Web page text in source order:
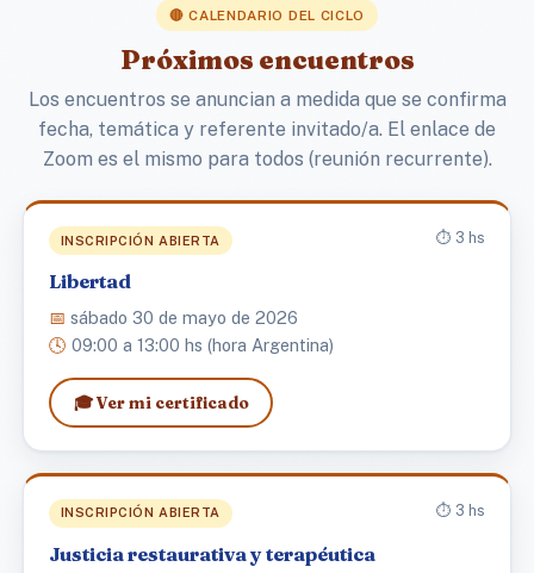
🔴 CALENDARIO DEL CICLO
Próximos encuentros
Los encuentros se anuncian a medida que se confirma
fecha, temática y referente invitado/a. El enlace de
Zoom es el mismo para todos (reunión recurrente).
INSCRIPCIÓN ABIERTA ⏱️ 3 hs
Libertad
📅 sábado 30 de mayo de 2026
🕓 09:00 a 13:00 hs (hora Argentina)
🎓 Ver mi certificado
INSCRIPCIÓN ABIERTA ⏱️ 3 hs
Justicia restaurativa y terapéutica